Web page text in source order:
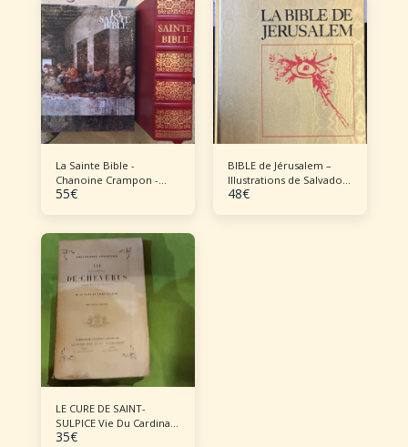
La Sainte Bible -
Chanoine Crampon -
1969
55€
BIBLE de Jérusalem –
Illustrations de Salvador
DALI
48€
LE CURE DE SAINT-
SULPICE Vie Du Cardinal
De Cheverus ,
35€